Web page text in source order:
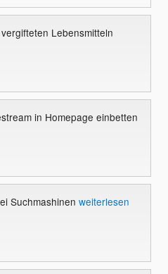
Lebensmitteln
in Homepage einbetten
Suchmashinen weiterlesen